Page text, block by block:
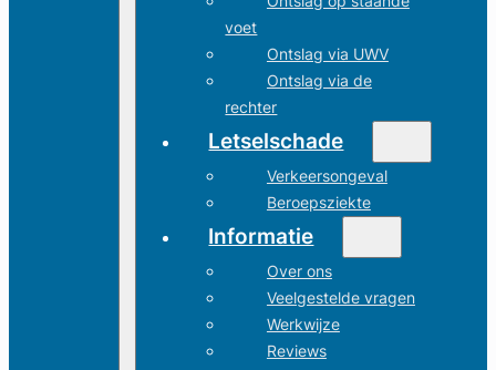
voet
Ontslag via UWV
Ontslag via de
rechter
Letselschade
Verkeersongeval
Beroepsziekte
Informatie
Over ons
Veelgestelde vragen
Werkwijze
Reviews